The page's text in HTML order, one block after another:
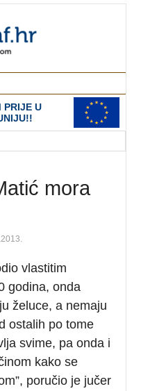
PRIJE U
mora
vlastitim
godina, onda
želuce, a nemaju
ostalih po tome
svime, pa onda i
kako se
poručio je jučer